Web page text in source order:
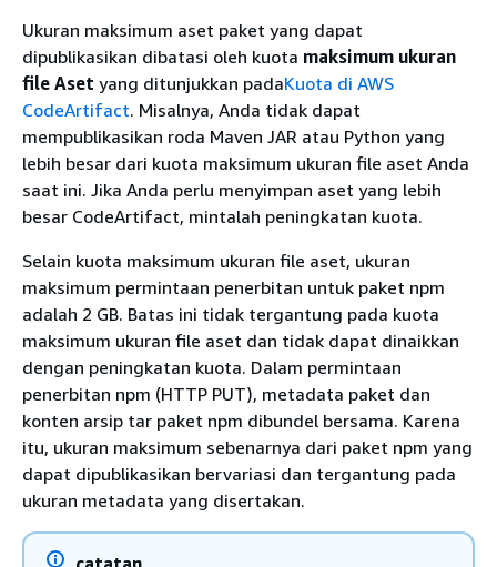
Ukuran maksimum aset paket yang dapat
dipublikasikan dibatasi oleh kuota maksimum ukuran
file Aset yang ditunjukkan padaKuota di AWS
CodeArtifact. Misalnya, Anda tidak dapat
mempublikasikan roda Maven JAR atau Python yang
lebih besar dari kuota maksimum ukuran file aset Anda
saat ini. Jika Anda perlu menyimpan aset yang lebih
besar CodeArtifact, mintalah peningkatan kuota.
Selain kuota maksimum ukuran file aset, ukuran
maksimum permintaan penerbitan untuk paket npm
adalah 2 GB. Batas ini tidak tergantung pada kuota
maksimum ukuran file aset dan tidak dapat dinaikkan
dengan peningkatan kuota. Dalam permintaan
penerbitan npm (HTTP PUT), metadata paket dan
konten arsip tar paket npm dibundel bersama. Karena
itu, ukuran maksimum sebenarnya dari paket npm yang
dapat dipublikasikan bervariasi dan tergantung pada
ukuran metadata yang disertakan.